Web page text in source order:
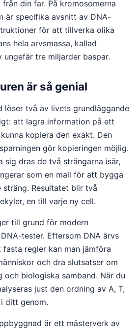
din far. På kromosomerna
är specifika avsnitt av DNA-
för att tillverka olika
hela arvsmassa, kallad
ungefär tre miljarder baspar.
är så genial
löser två av livets grundläggande
att lagra information på ett
kopiera den exakt. Den
gör kopieringen möjlig.
sig dras de två strängarna isär,
som en mall för att bygga
sträng. Resultatet blir två
en till varje ny cell.
till grund för modern
tester. Eftersom DNA ärvs
regler kan man jämföra
och dra slutsatser om
och biologiska samband. När du
just den ordning av A, T,
ditt genom.
är ett mästerverk av